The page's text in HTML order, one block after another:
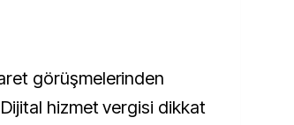
görüşmelerinden
hizmet vergisi dikkat